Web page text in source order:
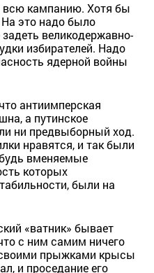
всю кампанию. Хотя бы
На это надо было
великодержавно-
избирателей. Надо
ядерной войны
антиимперская
а путинское
ни предвыборный ход.
нравятся, и так были
вменяемые
которых
были на
«ватник» бывает
с ним самим ничего
прыжками крысы
и проседание его